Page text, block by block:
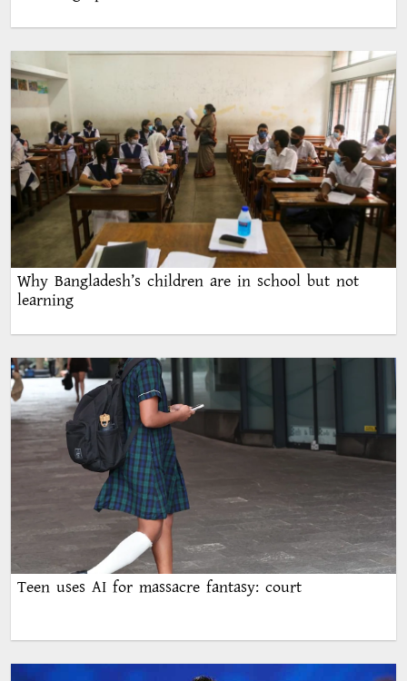
Why Bangladesh’s children are in school but not
learning
Teen uses AI for massacre fantasy: court